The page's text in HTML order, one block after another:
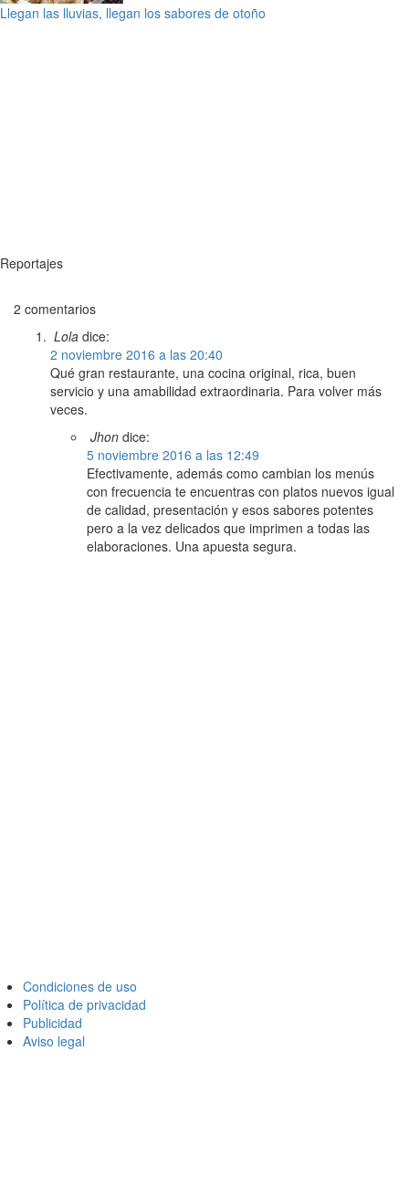
Llegan las lluvias, llegan los sabores de otoño
Reportajes
2 comentarios
Lola dice:
2 noviembre 2016 a las 20:40
Qué gran restaurante, una cocina original, rica, buen
servicio y una amabilidad extraordinaria. Para volver más
veces.
Jhon dice:
5 noviembre 2016 a las 12:49
Efectivamente, además como cambian los menús
con frecuencia te encuentras con platos nuevos igual
de calidad, presentación y esos sabores potentes
pero a la vez delicados que imprimen a todas las
elaboraciones. Una apuesta segura.
Condiciones de uso
Política de privacidad
Publicidad
Aviso legal